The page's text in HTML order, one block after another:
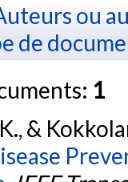
ou
de
1
&